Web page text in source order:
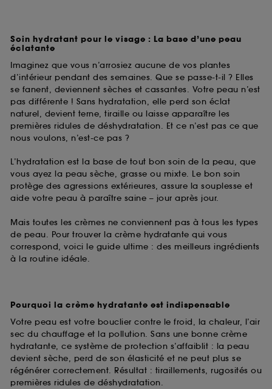
Soin hydratant pour le visage : La base d’une peau
éclatante
Imaginez que vous n’arrosiez aucune de vos plantes
d’intérieur pendant des semaines. Que se passe-t-il ? Elles
se fanent, deviennent sèches et cassantes. Votre peau n’est
pas différente ! Sans hydratation, elle perd son éclat
naturel, devient terne, tiraille ou laisse apparaître les
premières ridules de déshydratation. Et ce n’est pas ce que
nous voulons, n’est-ce pas ?
L’hydratation est la base de tout bon soin de la peau, que
vous ayez la peau sèche, grasse ou mixte. Le bon soin
protège des agressions extérieures, assure la souplesse et
aide votre peau à paraître saine – jour après jour.
Mais toutes les crèmes ne conviennent pas à tous les types
de peau. Pour trouver la crème hydratante qui vous
correspond, voici le guide ultime : des meilleurs ingrédients
à la routine idéale.
Pourquoi la crème hydratante est indispensable
Votre peau est votre bouclier contre le froid, la chaleur, l’air
sec du chauffage et la pollution. Sans une bonne crème
hydratante, ce système de protection s’affaiblit : la peau
devient sèche, perd de son élasticité et ne peut plus se
régénérer correctement. Résultat : tiraillements, rugosités ou
premières ridules de déshydratation.